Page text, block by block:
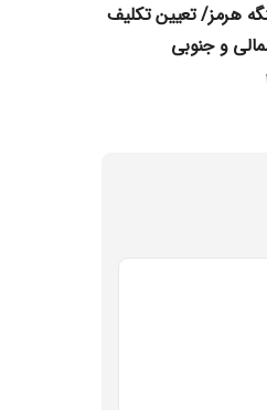
هرمز/ تعیین تکلیف
و جنوبی